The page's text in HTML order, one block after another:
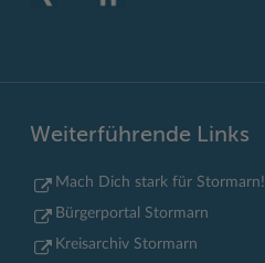
Weiterführende Links
Mach Dich stark für Stormarn!
Bürgerportal Stormarn
Kreisarchiv Stormarn